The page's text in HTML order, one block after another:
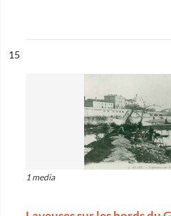
n°
15
1 media